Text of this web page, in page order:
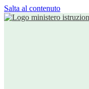
Salta al contenuto